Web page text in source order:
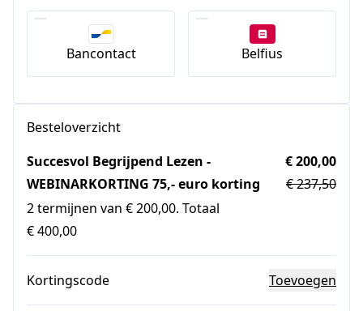
Bancontact Belfius
Besteloverzicht
Succesvol Begrijpend Lezen -
WEBINARKORTING 75,- euro korting
2 termijnen van € 200,00. Totaal
€ 400,00
€ 200,00
€ 237,50
Kortingscode Toevoegen